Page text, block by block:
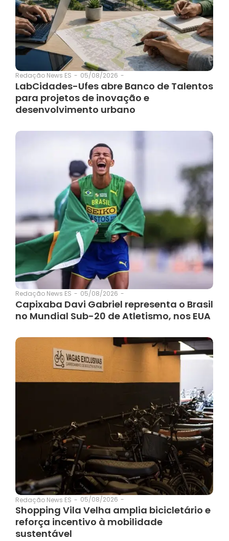
Redação News ES - 05/08/2026 -
LabCidades-Ufes abre Banco de Talentos
para projetos de inovação e
desenvolvimento urbano
Redação News ES - 05/08/2026 -
Capixaba Davi Gabriel representa o Brasil
no Mundial Sub-20 de Atletismo, nos EUA
Redação News ES - 05/08/2026 -
Shopping Vila Velha amplia bicicletário e
reforça incentivo à mobilidade
sustentável